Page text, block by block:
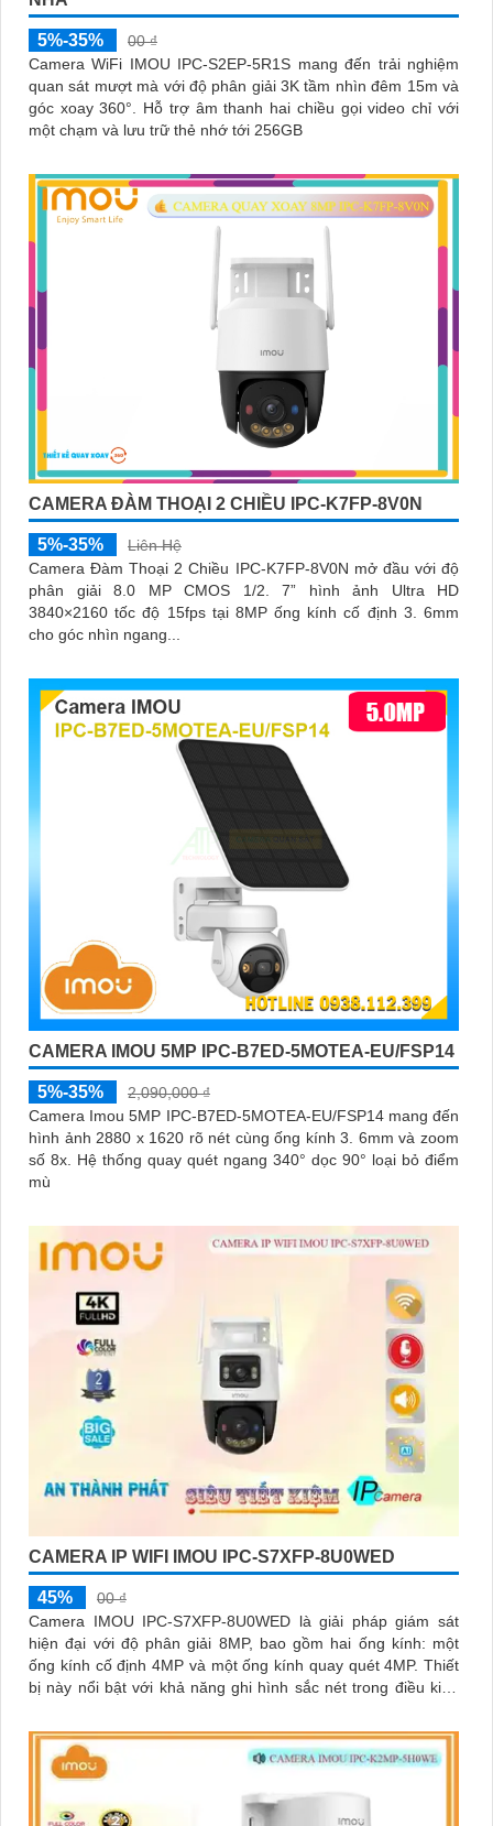
5%-35%
00 ₫
Camera WiFi IMOU IPC-S2EP-5R1S mang đến trải nghiệm
quan sát mượt mà với độ phân giải 3K tầm nhìn đêm 15m và
góc xoay 360°. Hỗ trợ âm thanh hai chiều gọi video chỉ với
một chạm và lưu trữ thẻ nhớ tới 256GB
CAMERA ĐÀM THOẠI 2 CHIỀU IPC-K7FP-8V0N
5%-35%
Liên Hệ
Camera Đàm Thoại 2 Chiều IPC-K7FP-8V0N mở đầu với độ
phân giải 8.0 MP CMOS 1/2. 7” hình ảnh Ultra HD
3840×2160 tốc độ 15fps tại 8MP ống kính cố định 3. 6mm
cho góc nhìn ngang...
CAMERA IMOU 5MP IPC-B7ED-5MOTEA-EU/FSP14
5%-35%
2,090,000 ₫
Camera Imou 5MP IPC-B7ED-5MOTEA-EU/FSP14 mang đến
hình ảnh 2880 x 1620 rõ nét cùng ống kính 3. 6mm và zoom
số 8x. Hệ thống quay quét ngang 340° dọc 90° loại bỏ điểm
mù
CAMERA IP WIFI IMOU IPC-S7XFP-8U0WED
45%
00 ₫
Camera IMOU IPC-S7XFP-8U0WED là giải pháp giám sát
hiện đại với độ phân giải 8MP, bao gồm hai ống kính: một
ống kính cố định 4MP và một ống kính quay quét 4MP. Thiết
bị này nổi bật với khả năng ghi hình sắc nét trong điều kiện